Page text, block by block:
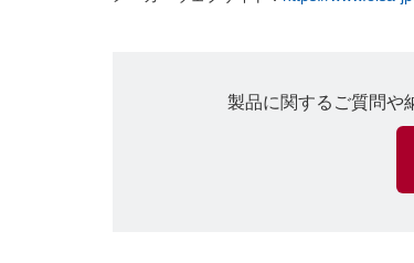
製品に関するご質問や